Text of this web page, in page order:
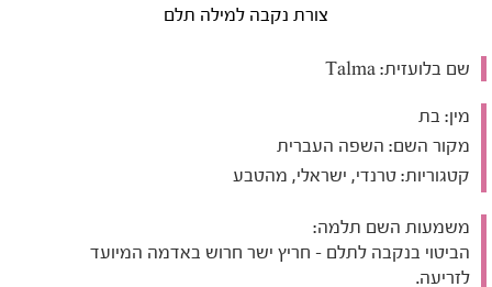
צורת נקבה למילה תלם
שם בלועזית:
מין: בת
מקור השם: השפה העברית
קטגוריות: טרנדי, ישראלי, מהטבע
משמעות השם תלמה:
הביטוי בנקבה לתלם - חריץ ישר חרוש באדמה המיועד
לזריעה.